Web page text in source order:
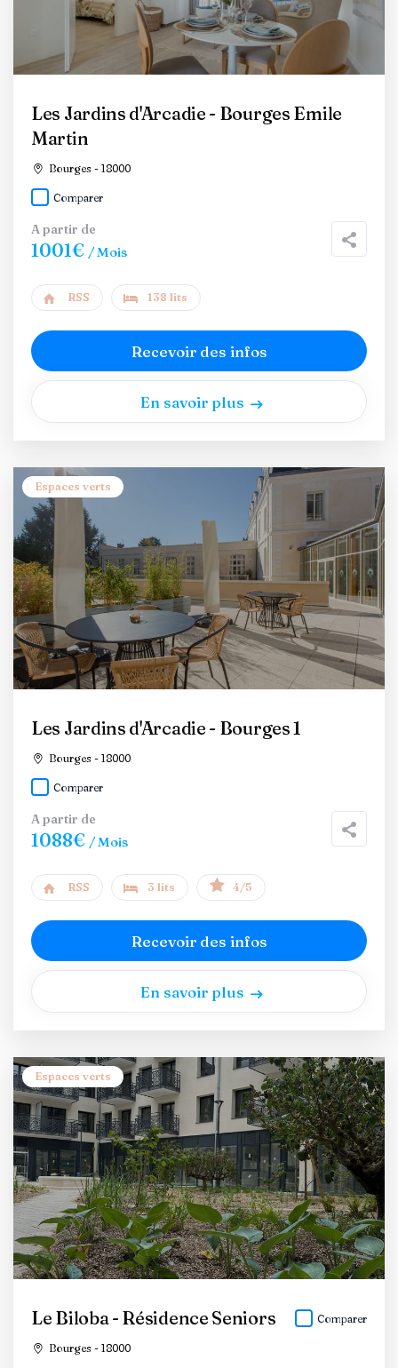
Les Jardins d'Arcadie - Bourges Emile
Martin
Bourges - 18000
Comparer
A partir de
1001€ / Mois
RSS 138 lits
Recevoir des infos
En savoir plus
Espaces verts
Les Jardins d'Arcadie - Bourges 1
Bourges - 18000
Comparer
A partir de
1088€ / Mois
RSS 3 lits 4/5
Recevoir des infos
En savoir plus
Espaces verts
Le Biloba - Résidence Seniors
Bourges - 18000
Comparer